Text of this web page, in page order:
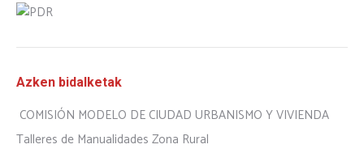
Azken bidalketak
COMISIÓN MODELO DE CIUDAD URBANISMO Y VIVIENDA
Talleres de Manualidades Zona Rural